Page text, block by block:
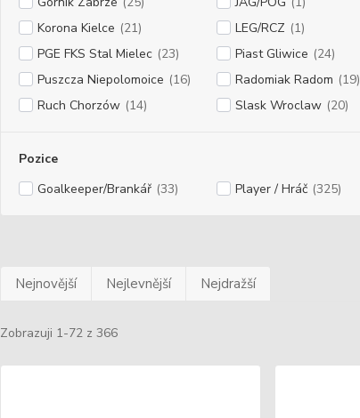
Korona Kielce (21) LEG/RCZ (1)
PGE FKS Stal Mielec (23) Piast Gliwice (24)
Puszcza Niepolomoice (16) Radomiak Radom (19)
Ruch Chorzów (14) Slask Wroclaw (20)
Pozice
Goalkeeper/Brankář (33) Player / Hráč (325)
Nejnovější Nejlevnější Nejdražší
Zobrazuji 1-72 z 366